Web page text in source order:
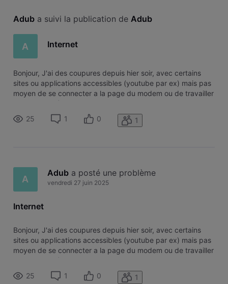
Adub a suivi la publication de Adub
A Internet
Bonjour, J'ai des coupures depuis hier soir, avec certains
sites ou applications accessibles (youtube par ex) mais pas
moyen de se connecter a la page du modem ou de travailler
(vpn, slack,...) Est il possible de savoir ce qu'il se passe ?
Merci
25 1 0 1
A
Adub a posté une problème
vendredi 27 juin 2025
Internet
Bonjour, J'ai des coupures depuis hier soir, avec certains
sites ou applications accessibles (youtube par ex) mais pas
moyen de se connecter a la page du modem ou de travailler
(vpn, slack,...) Est il possible de savoir ce qu'il se passe ?
Merci
25 1 0 1